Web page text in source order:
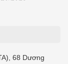
68 Dương